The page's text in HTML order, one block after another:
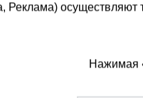
8 (800)
Реклама)
Нажимая